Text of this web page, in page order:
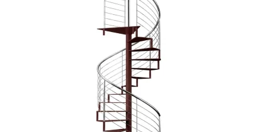
opzioni
possono
essere
scelte
nella
prodotto